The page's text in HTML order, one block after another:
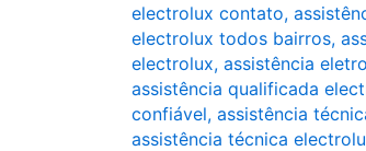
electrolux contato,
electrolux todos bairros,
electrolux, assistência
assistência qualificada
confiável, assistência
assistência técnica